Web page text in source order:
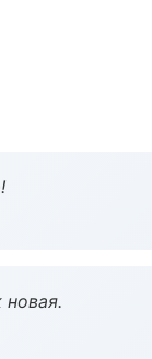
новая.